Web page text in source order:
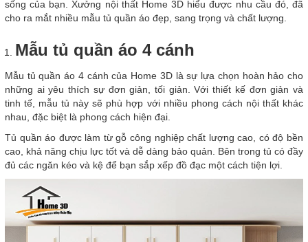
sống của bạn. Xưởng nội thất Home 3D hiểu được nhu cầu đó, đã
cho ra mắt nhiều mẫu tủ quần áo đẹp, sang trọng và chất lượng.
Mẫu tủ quần áo 4 cánh
Mẫu tủ quần áo 4 cánh của Home 3D là sự lựa chọn hoàn hảo cho
những ai yêu thích sự đơn giản, tối giản. Với thiết kế đơn giản và
tinh tế, mẫu tủ này sẽ phù hợp với nhiều phong cách nội thất khác
nhau, đặc biệt là phong cách hiện đại.
Tủ quần áo được làm từ gỗ công nghiệp chất lượng cao, có độ bền
cao, khả năng chịu lực tốt và dễ dàng bảo quản. Bên trong tủ có đầy
đủ các ngăn kéo và kệ để bạn sắp xếp đồ đạc một cách tiện lợi.